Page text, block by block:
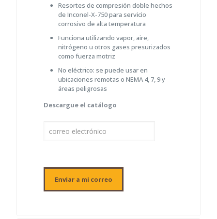
Resortes de compresión doble hechos
de Inconel-X-750 para servicio
corrosivo de alta temperatura
Funciona utilizando vapor, aire,
nitrógeno u otros gases presurizados
como fuerza motriz
No eléctrico: se puede usar en
ubicaciones remotas o NEMA 4, 7, 9 y
áreas peligrosas
Descargue el catálogo